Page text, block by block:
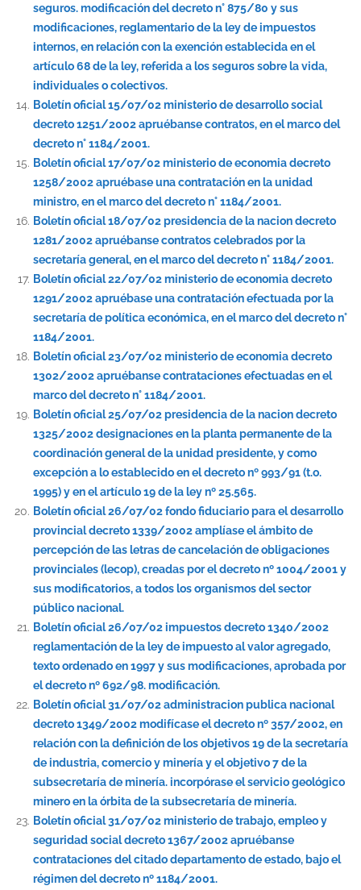
seguros. modificación del decreto n° 875/80 y sus
modificaciones, reglamentario de la ley de impuestos
internos, en relación con la exención establecida en el
artículo 68 de la ley, referida a los seguros sobre la vida,
individuales o colectivos.
Boletín oficial 15/07/02 ministerio de desarrollo social
decreto 1251/2002 apruébanse contratos, en el marco del
decreto n° 1184/2001.
Boletín oficial 17/07/02 ministerio de economia decreto
1258/2002 apruébase una contratación en la unidad
ministro, en el marco del decreto n° 1184/2001.
Boletín oficial 18/07/02 presidencia de la nacion decreto
1281/2002 apruébanse contratos celebrados por la
secretaría general, en el marco del decreto n° 1184/2001.
Boletín oficial 22/07/02 ministerio de economia decreto
1291/2002 apruébase una contratación efectuada por la
secretaría de política económica, en el marco del decreto n°
1184/2001.
Boletín oficial 23/07/02 ministerio de economia decreto
1302/2002 apruébanse contrataciones efectuadas en el
marco del decreto n° 1184/2001.
Boletín oficial 25/07/02 presidencia de la nacion decreto
1325/2002 designaciones en la planta permanente de la
coordinación general de la unidad presidente, y como
excepción a lo establecido en el decreto nº 993/91 (t.o.
1995) y en el artículo 19 de la ley nº 25.565.
Boletín oficial 26/07/02 fondo fiduciario para el desarrollo
provincial decreto 1339/2002 amplíase el ámbito de
percepción de las letras de cancelación de obligaciones
provinciales (lecop), creadas por el decreto nº 1004/2001 y
sus modificatorios, a todos los organismos del sector
público nacional.
Boletín oficial 26/07/02 impuestos decreto 1340/2002
reglamentación de la ley de impuesto al valor agregado,
texto ordenado en 1997 y sus modificaciones, aprobada por
el decreto nº 692/98. modificación.
Boletín oficial 31/07/02 administracion publica nacional
decreto 1349/2002 modifícase el decreto nº 357/2002, en
relación con la definición de los objetivos 19 de la secretaría
de industria, comercio y minería y el objetivo 7 de la
subsecretaría de minería. incorpórase el servicio geológico
minero en la órbita de la subsecretaría de minería.
Boletín oficial 31/07/02 ministerio de trabajo, empleo y
seguridad social decreto 1367/2002 apruébanse
contrataciones del citado departamento de estado, bajo el
régimen del decreto nº 1184/2001.